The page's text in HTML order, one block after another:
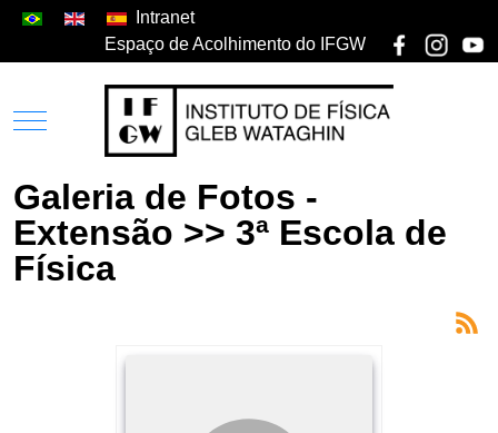
Intranet
Espaço de Acolhimento do IFGW
Galeria de Fotos -
Extensão >> 3ª Escola de
Física